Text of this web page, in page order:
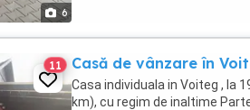
6
11 Casă de vânzare în
Casa individuala in Voiteg , la
km), cu regim de inaltime